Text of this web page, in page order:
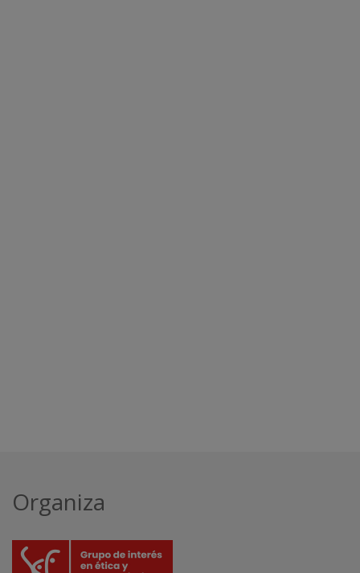
Organiza